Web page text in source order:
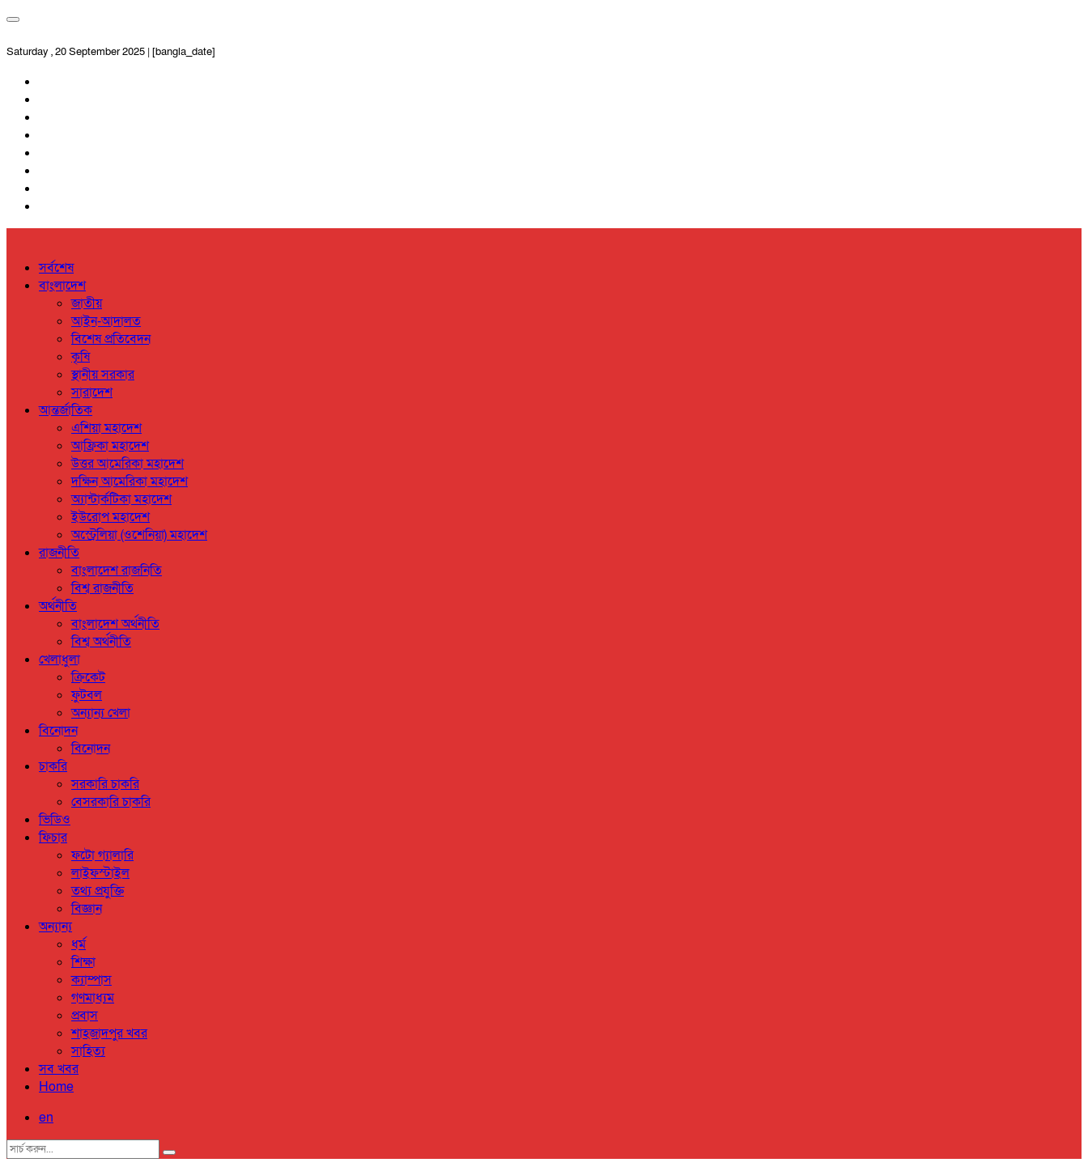
Saturday , 20 September 2025 | [bangla_date]
সর্বশেষ
বাংলাদেশ
জাতীয়
আইন-আদালত
বিশেষ প্রতিবেদন
কৃষি
স্থানীয় সরকার
সারাদেশ
আন্তর্জাতিক
এশিয়া মহাদেশ
আফ্রিকা মহাদেশ
উত্তর আমেরিকা মহাদেশ
দক্ষিন আমেরিকা মহাদেশ
অ্যান্টার্কটিকা মহাদেশ
ইউরোপ মহাদেশ
অস্ট্রেলিয়া (ওশেনিয়া) মহাদেশ
রাজনীতি
বাংলাদেশ রাজনিতি
বিশ্ব রাজনীতি
অর্থনীতি
বাংলাদেশ অর্থনীতি
বিশ্ব অর্থনীতি
খেলাধুলা
ক্রিকেট
ফুটবল
অন্যান্য খেলা
বিনোদন
বিনোদন
চাকরি
সরকারি চাকরি
বেসরকারি চাকরি
ভিডিও
ফিচার
ফটো গ্যালারি
লাইফস্টাইল
তথ্য প্রযুক্তি
বিজ্ঞান
অন্যান্য
ধর্ম
শিক্ষা
ক্যাম্পাস
গণমাধ্যম
প্রবাস
শাহজাদপুর খবর
সাহিত্য
সব খবর
Home
en